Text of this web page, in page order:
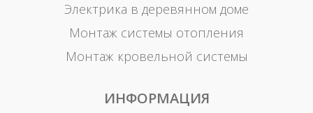
Электрика в деревянном доме
Монтаж системы отопления
Монтаж кровельной системы
ИНФОРМАЦИЯ